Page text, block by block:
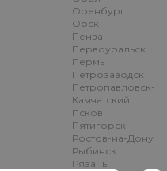
Оренбург
Орск
Пенза
Первоуральск
Пермь
Петрозаводск
Петропавловск-
Камчатский
Псков
Пятигорск
Ростов-на-Дону
Рыбинск
Рязань